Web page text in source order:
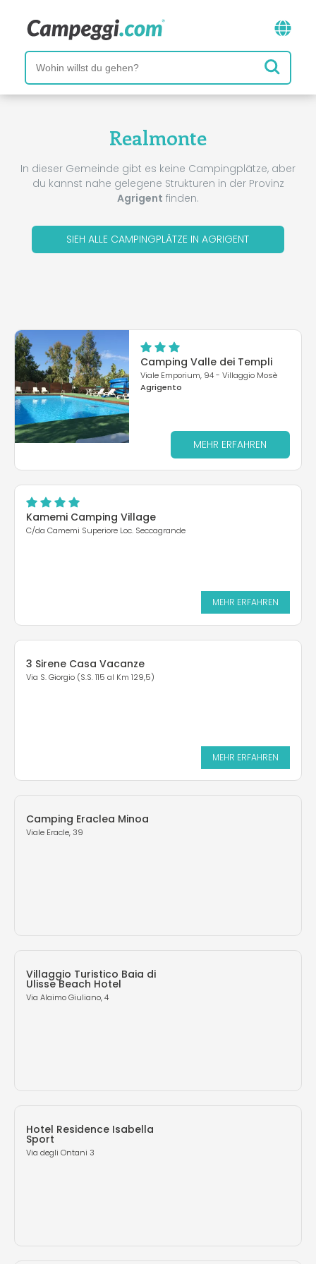
Realmonte
In dieser Gemeinde gibt es keine Campingplätze, aber
du kannst nahe gelegene Strukturen in der Provinz
Agrigent finden.
SIEH ALLE CAMPINGPLÄTZE IN AGRIGENT
Camping Valle dei Templi
Viale Emporium, 94 - Villaggio Mosè
Agrigento
MEHR ERFAHREN
Kamemi Camping Village
C/da Camemi Superiore Loc. Seccagrande
MEHR ERFAHREN
3 Sirene Casa Vacanze
Via S. Giorgio (S.S. 115 al Km 129,5)
MEHR ERFAHREN
Camping Eraclea Minoa
Viale Eracle, 39
Villaggio Turistico Baia di
Ulisse Beach Hotel
Via Alaimo Giuliano, 4
Hotel Residence Isabella
Sport
Via degli Ontani 3